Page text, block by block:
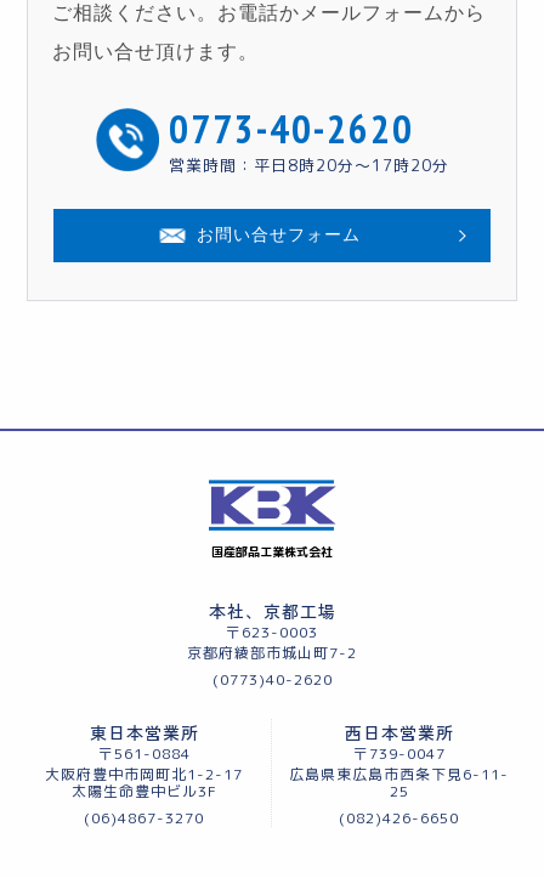
ご相談ください。お電話かメールフォームから
お問い合せ頂けます。
0773-40-2620
営業時間：平日8時20分〜17時20分
お問い合せフォーム
国産部品工業株式会社
本社、京都工場
〒623-0003
京都府綾部市城山町7-2
(0773)40-2620
東日本営業所
〒561-0884
大阪府豊中市岡町北1-2-17
太陽生命豊中ビル3F
(06)4867-3270
西日本営業所
〒739-0047
広島県東広島市西条下見6-11-
25
(082)426-6650